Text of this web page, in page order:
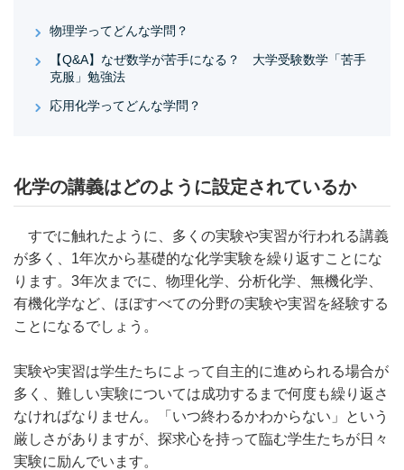
物理学ってどんな学問？
【Q&A】なぜ数学が苦手になる？ 大学受験数学「苦手
克服」勉強法
応用化学ってどんな学問？
化学の講義はどのように設定されているか
すでに触れたように、多くの実験や実習が行われる講義
が多く、1年次から基礎的な化学実験を繰り返すことにな
ります。3年次までに、物理化学、分析化学、無機化学、
有機化学など、ほぼすべての分野の実験や実習を経験する
ことになるでしょう。
実験や実習は学生たちによって自主的に進められる場合が
多く、難しい実験については成功するまで何度も繰り返さ
なければなりません。「いつ終わるかわからない」という
厳しさがありますが、探求心を持って臨む学生たちが日々
実験に励んでいます。